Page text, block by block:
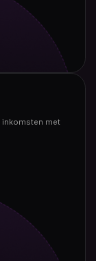
inkomsten met